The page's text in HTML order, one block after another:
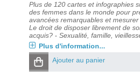
Plus de 120 cartes et infographies
des femmes dans le monde pour
avancées remarquables et
Le droit de disposer librement de
acquis? - Sexualité, famille,
Plus d'information...
Ajouter au panier